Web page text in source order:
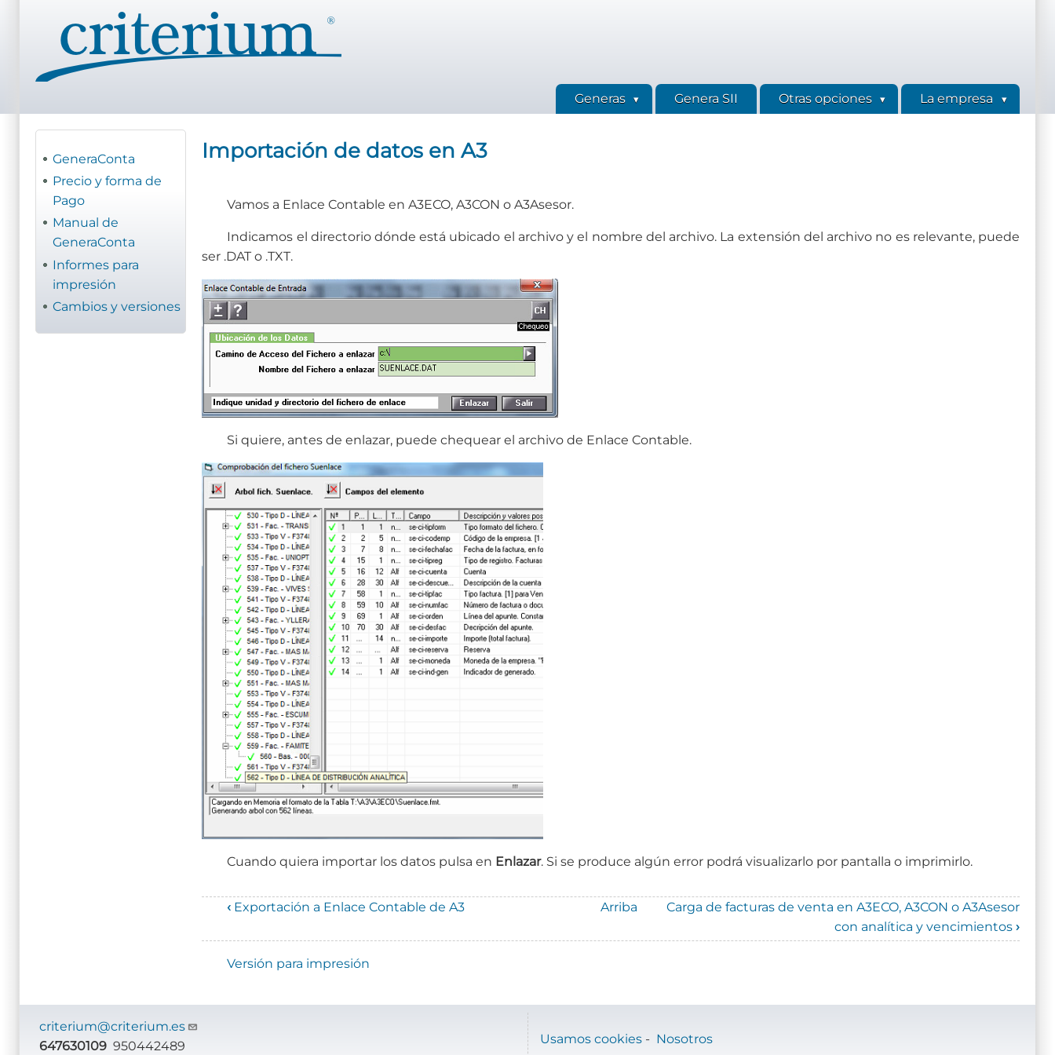
contenido
principal
Generas Genera SII Otras opciones La empresa
GeneraConta
Precio y forma de
Pago
Manual de
GeneraConta
Informes para
impresión
Cambios y versiones
Importación de datos en A3
Vamos a Enlace Contable en A3ECO, A3CON o A3Asesor.
Indicamos el directorio dónde está ubicado el archivo y el nombre del archivo. La extensión del archivo no es relevante, puede
ser .DAT o .TXT.
Si quiere, antes de enlazar, puede chequear el archivo de Enlace Contable.
Cuando quiera importar los datos pulsa en Enlazar. Si se produce algún error podrá visualizarlo por pantalla o imprimirlo.
Book
‹ Exportación a Enlace Contable de A3 Arriba
Carga de facturas de venta en A3ECO, A3CON o A3Asesor
con analítica y vencimientos ›
Versión para impresión
criterium@criterium.es
647630109 950442489 Usamos cookies - Nosotros